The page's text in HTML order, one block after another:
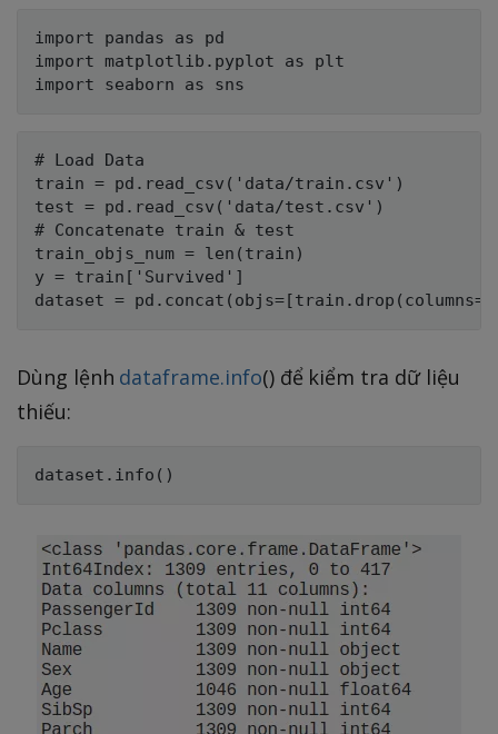
import pandas as pd
import matplotlib.pyplot as plt
# Load Data
train = pd.read_csv('data/train.csv')
test = pd.read_csv('data/test.csv')
# Concatenate train & test
train_objs_num = len(train)
y = train['Survived']
Dùng lệnh dataframe.info() để kiểm tra dữ liệu
thiếu: